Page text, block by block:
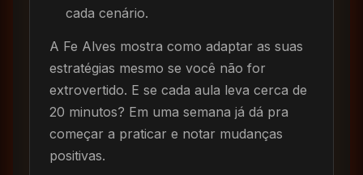
cada cenário.
A Fe Alves mostra como adaptar as suas
estratégias mesmo se você não for
extrovertido. E se cada aula leva cerca de
20 minutos? Em uma semana já dá pra
começar a praticar e notar mudanças
positivas.